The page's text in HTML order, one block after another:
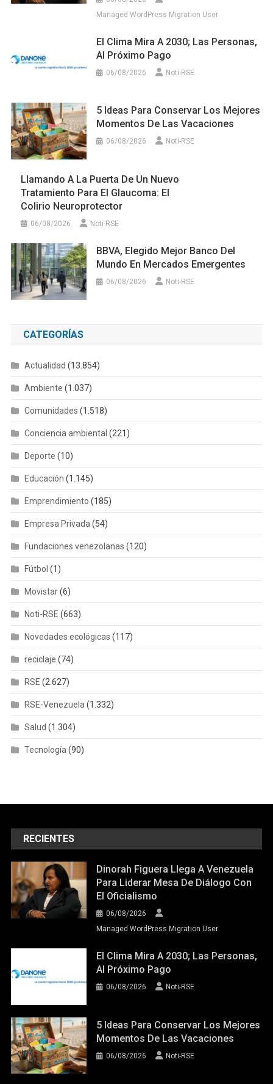
Managed WordPress Migration User
El Clima Mira A 2030; Las Personas,
Al Próximo Pago
06/08/2026 Noti-RSE
5 Ideas Para Conservar Los Mejores
Momentos De Las Vacaciones
06/08/2026 Noti-RSE
Llamando A La Puerta De Un Nuevo
Tratamiento Para El Glaucoma: El
Colirio Neuroprotector
06/08/2026 Noti-RSE
BBVA, Elegido Mejor Banco Del
Mundo En Mercados Emergentes
06/08/2026 Noti-RSE
CATEGORÍAS
Actualidad (13.854)
Ambiente (1.037)
Comunidades (1.518)
Conciencia ambiental (221)
Deporte (10)
Educación (1.145)
Emprendimiento (185)
Empresa Privada (54)
Fundaciones venezolanas (120)
Fútbol (1)
Movistar(6)
Noti-RSE (663)
Novedades ecológicas (117)
reciclaje (74)
RSE (2.627)
RSE-Venezuela (1.332)
Salud (1.304)
Tecnología (90)
RECIENTES
Dinorah Figuera Llega A Venezuela
Para Liderar Mesa De Diálogo Con
El Oficialismo
06/08/2026
Managed WordPress Migration User
El Clima Mira A 2030; Las Personas,
Al Próximo Pago
06/08/2026 Noti-RSE
5 Ideas Para Conservar Los Mejores
Momentos De Las Vacaciones
06/08/2026 Noti-RSE